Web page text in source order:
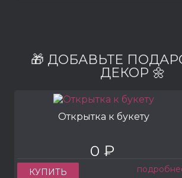
🎁 ДОБАВЬТЕ
ДЕКОР 🌼
Открытка к букету
0 ₽
КУПИТЬ